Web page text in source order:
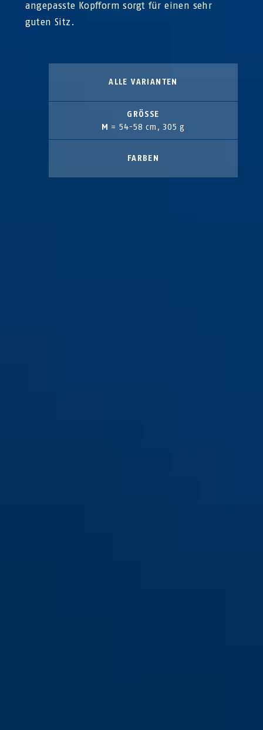
angepasste Kopfform sorgt für einen sehr
guten Sitz.
ALLE VARIANTEN
GRÖSSE
M = 54-58 cm, 305 g
FARBEN